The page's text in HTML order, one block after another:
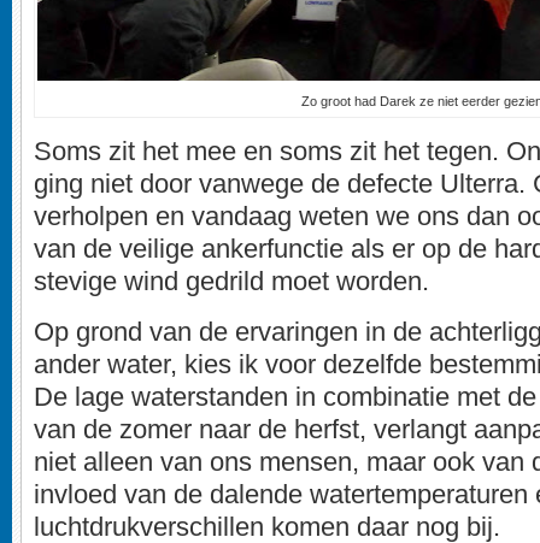
Zo groot had Darek ze niet eerder
Soms zit het mee en soms zit het tegen.
ging niet door vanwege de defecte Ulterra.
verholpen en vandaag weten we ons dan
van de veilige ankerfunctie als er op de
stevige wind gedrild moet worden.
Op grond van de ervaringen in de
ander water, kies ik voor dezelfde
De lage waterstanden in combinatie met
van de zomer naar de herfst, verlangt
niet alleen van ons mensen, maar ook van
invloed van de dalende watertemperaturen
luchtdrukverschillen komen daar nog bij.